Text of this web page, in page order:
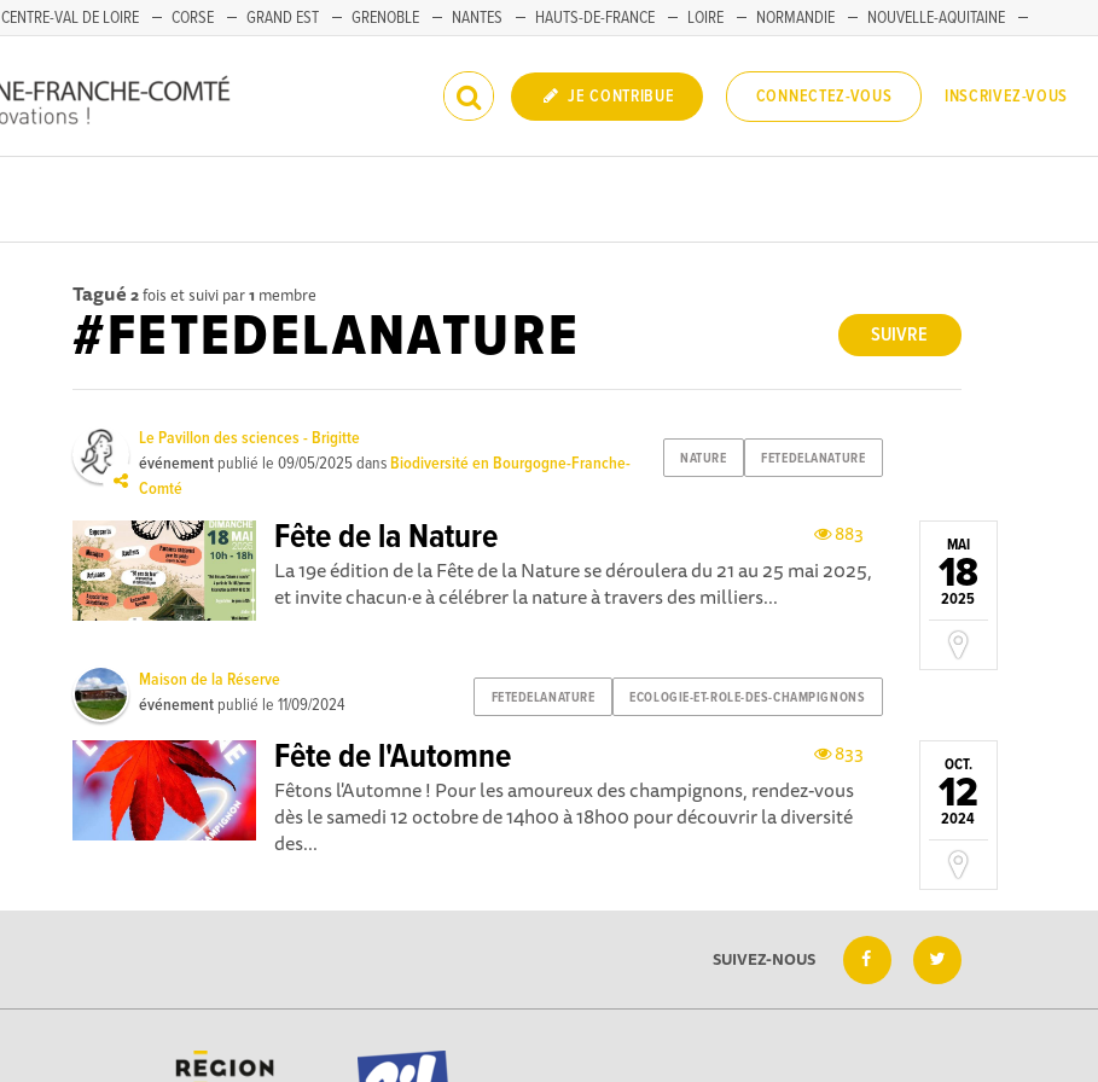
CENTRE-VAL DE LOIRE CORSE GRAND EST GRENOBLE NANTES HAUTS-DE-FRANCE LOIRE NORMANDIE
NOUVELLE-AQUITAINE
JE CONTRIBUE CONNECTEZ-VOUS INSCRIVEZ-VOUS
Tagué 2fois et suivi par1 membre
SUIVRE
#FETEDELANATURE
NATURE FETEDELANATURE
Le Pavillon des sciences - Brigitte
événement publié le09/05/2025dansBiodiversité en Bourgogne-Franche-
Comté
MAI
18
2025
883
Fête de la Nature
La 19e édition de la Fête de la Nature se déroulera du 21 au 25 mai 2025,
et invite chacun·e à célébrer la nature à travers des milliers...
FETEDELANATURE ECOLOGIE-ET-ROLE-DES-CHAMPIGNONS
Maison de la Réserve
événement publié le11/09/2024
OCT.
12
2024
833
Fête de l'Automne
Fêtons l'Automne ! Pour les amoureux des champignons, rendez-vous
dès le samedi 12 octobre de 14h00 à 18h00 pour découvrir la diversité
des...
SUIVEZ-NOUS